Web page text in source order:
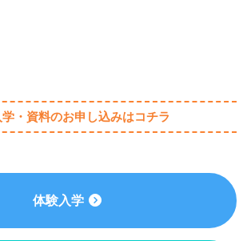
・資料のお申し込みはコチラ
体験入学